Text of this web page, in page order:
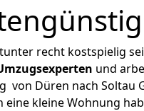
recht kostspielig
und
von Düren nach Soltau
eine kleine Wohnung